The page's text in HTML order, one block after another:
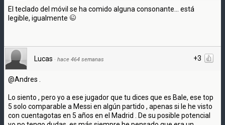
El teclado del móvil se ha comido alguna consonante... está
legible, igualmente
+3
Lucas · hace 464 semanas
@Andres .
Lo siento , pero yo a ese jugador que tu dices que es Bale, ese top
5 solo comparable a Messi en algún partido , apenas si le he visto
con cuentagotas en 5 años en el Madrid . De su posible potencial